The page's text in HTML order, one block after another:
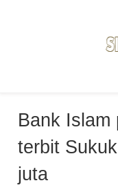
Bank Islam
terbit
juta